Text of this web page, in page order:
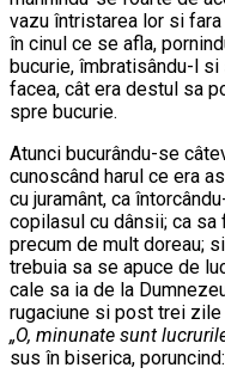
vazu întristarea lor si
în cinul ce se afla,
bucurie, îmbratisându-l si
facea, cât era destul sa
spre bucurie.
Atunci bucurându-se
cunoscând harul ce era
cu juramânt, ca
copilasul cu dânsii; ca sa
precum de mult doreau;
trebuia sa se apuce de
cale sa ia de la
rugaciune si post trei zile
„O, minunate sunt
sus în biserica, poruncind: